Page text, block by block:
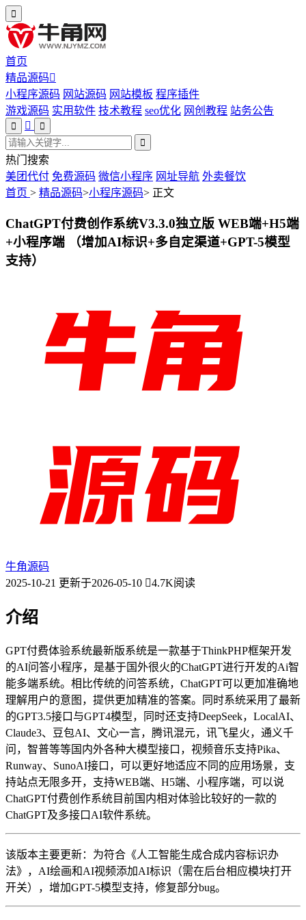
首页
精品源码
小程序源码 网站源码 网站模板 程序插件
游戏源码 实用软件 技术教程 seo优化 网创教程 站务公告
热门搜索
美团代付 免费源码 微信小程序 网址导航 外卖餐饮
首页 > 精品源码>小程序源码> 正文
ChatGPT付费创作系统V3.3.0独立版 WEB端+H5端
+小程序端 （增加AI标识+多自定渠道+GPT-5模型
支持）
牛角源码
2025-10-21 更新于2026-05-10 4.7K阅读
介绍
GPT付费体验系统最新版系统是一款基于ThinkPHP框架开发
的AI问答小程序，是基于国外很火的ChatGPT进行开发的Ai智
能多端系统。相比传统的问答系统，ChatGPT可以更加准确地
理解用户的意图，提供更加精准的答案。同时系统采用了最新
的GPT3.5接口与GPT4模型，同时还支持DeepSeek，LocalAI、
Claude3、豆包AI、文心一言，腾讯混元，讯飞星火，通义千
问，智普等等国内外各种大模型接口，视频音乐支持Pika、
Runway、SunoAI接口，可以更好地适应不同的应用场景，支
持站点无限多开，支持WEB端、H5端、小程序端，可以说
ChatGPT付费创作系统目前国内相对体验比较好的一款的
ChatGPT及多接口AI软件系统。
该版本主要更新：为符合《人工智能生成合成内容标识办
法》，AI绘画和AI视频添加AI标识（需在后台相应模块打开
开关），增加GPT-5模型支持，修复部分bug。